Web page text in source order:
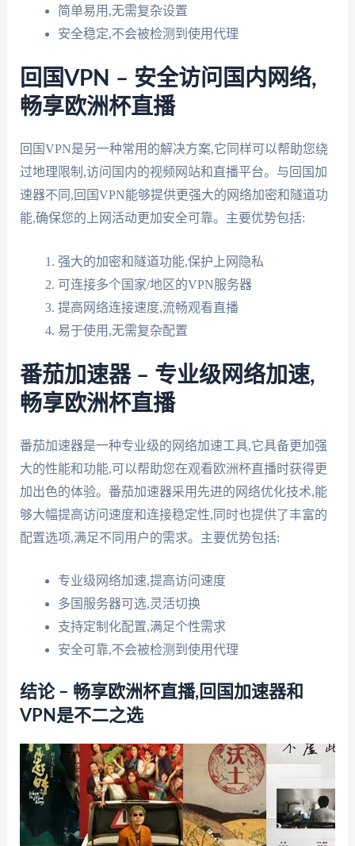
简单易用,无需复杂设置
安全稳定,不会被检测到使用代理
回国VPN – 安全访问国内网络,
畅享欧洲杯直播
回国VPN是另一种常用的解决方案,它同样可以帮助您绕
过地理限制,访问国内的视频网站和直播平台。与回国加
速器不同,回国VPN能够提供更强大的网络加密和隧道功
能,确保您的上网活动更加安全可靠。主要优势包括:
强大的加密和隧道功能,保护上网隐私
可连接多个国家/地区的VPN服务器
提高网络连接速度,流畅观看直播
易于使用,无需复杂配置
番茄加速器 – 专业级网络加速,
畅享欧洲杯直播
番茄加速器是一种专业级的网络加速工具,它具备更加强
大的性能和功能,可以帮助您在观看欧洲杯直播时获得更
加出色的体验。番茄加速器采用先进的网络优化技术,能
够大幅提高访问速度和连接稳定性,同时也提供了丰富的
配置选项,满足不同用户的需求。主要优势包括:
专业级网络加速,提高访问速度
多国服务器可选,灵活切换
支持定制化配置,满足个性需求
安全可靠,不会被检测到使用代理
结论 – 畅享欧洲杯直播,回国加速器和
VPN是不二之选